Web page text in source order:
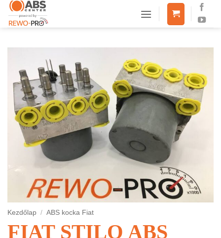
Skip
content
Kezdőlap / ABS kocka Fiat
FIAT STILO ABS